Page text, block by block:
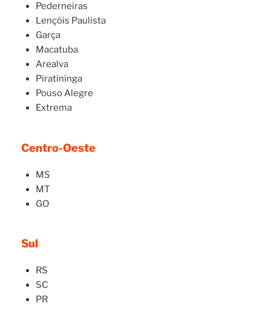
Pederneiras
Lençóis Paulista
Garça
Macatuba
Arealva
Piratininga
Pouso Alegre
Extrema
Centro-Oeste
MS
MT
GO
Sul
RS
SC
PR